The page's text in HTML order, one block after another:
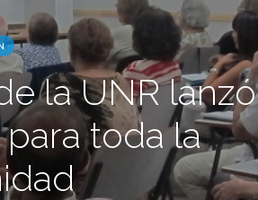
la UNR lanzó
toda la